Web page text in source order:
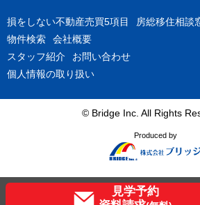
損をしない不動産売買5項目
房総移住相談
物件検索
会社概要
スタッフ紹介
お問い合わせ
個人情報の取り扱い
© Bridge Inc. All Rights
Produced by
見学予約